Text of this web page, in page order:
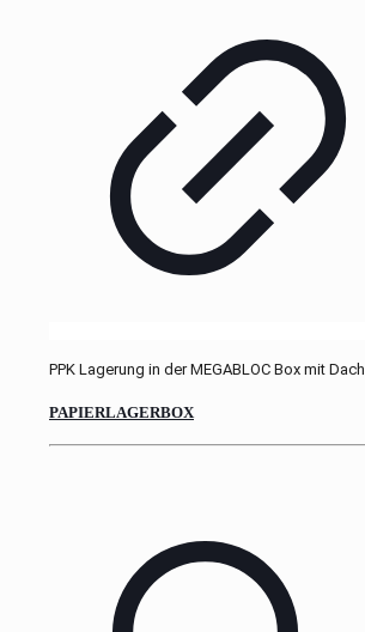
PPK Lagerung in der MEGABLOC Box mit Dach
PAPIERLAGERBOX